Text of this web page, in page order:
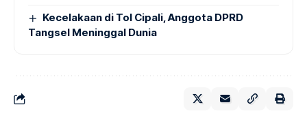
Kecelakaan di Tol Cipali, Anggota DPRD
Tangsel Meninggal Dunia